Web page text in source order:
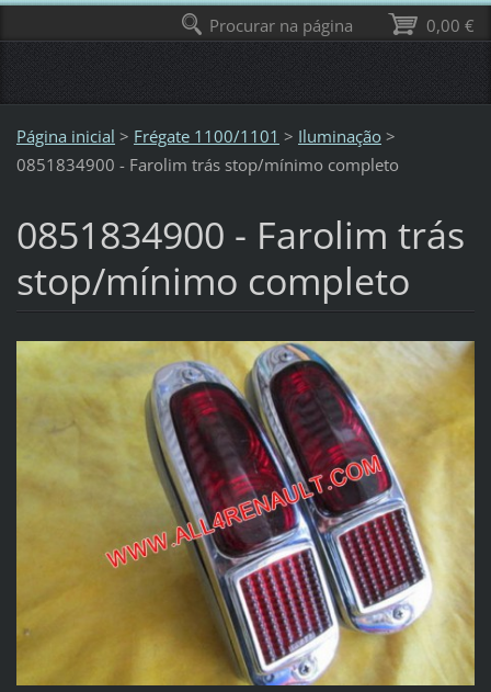
Página inicial > Frégate 1100/1101 > Iluminação >
0851834900 - Farolim trás stop/mínimo completo
0851834900 - Farolim trás
stop/mínimo completo
0,00 €
Procurar na página